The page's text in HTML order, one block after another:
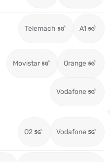
Telemach A1
Movistar Orange
Vodafone
O2 Vodafone